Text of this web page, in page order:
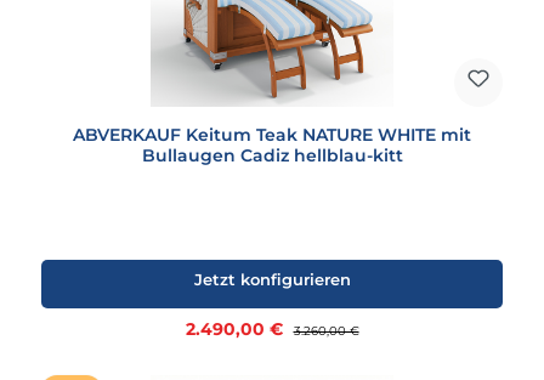
ABVERKAUF Keitum Teak NATURE WHITE mit
Bullaugen Cadiz hellblau-kitt
Verkaufspreis:
2.490,00 € Regulärer Preis:
3.260,00 €
Jetzt konfigurieren